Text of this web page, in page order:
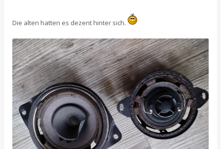
Die alten hatten es dezent hinter sich.